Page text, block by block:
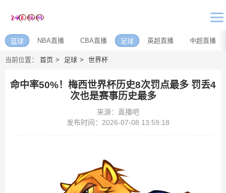
篮球 NBA直播 CBA直播 足球 英超直播 中超直播
当前位置： 首页 足球 世界杯
命中率50%！梅西世界杯历史8次罚点最多 罚丢4
次也是赛事历史最多
来源：直播吧
发布时间：2026-07-08 13:59:18